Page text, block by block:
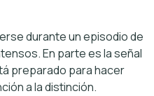
durante un episodio de
En parte es la señal
preparado para hacer
a la distinción.